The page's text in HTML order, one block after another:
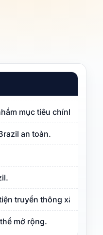
mục tiêu chính xác
an toàn.
truyền thông xã hội.
mở rộng.